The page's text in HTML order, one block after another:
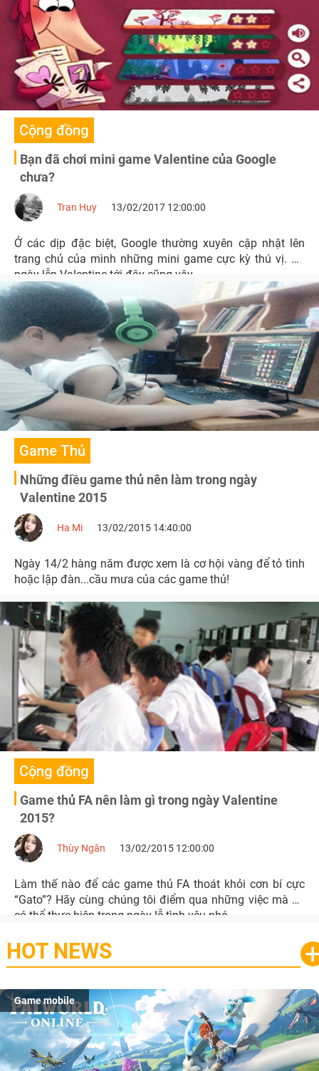
Cộng đồng
Bạn đã chơi mini game Valentine của Google
chưa?
Tran Huy 13/02/2017 12:00:00
Ở các dịp đặc biệt, Google thường xuyên cập nhật lên
trang chủ của mình những mini game cực kỳ thú vị. Và
ngày lễn Valentine tới đây cũng vậy.
Game Thủ
Những điều game thủ nên làm trong ngày
Valentine 2015
Ha Mi 13/02/2015 14:40:00
Ngày 14/2 hàng năm được xem là cơ hội vàng để tỏ tình
hoặc lập đàn...cầu mưa của các game thủ!
Cộng đồng
Game thủ FA nên làm gì trong ngày Valentine
2015?
Thùy Ngân 13/02/2015 12:00:00
Làm thế nào để các game thủ FA thoát khỏi cơn bí cực
“Gato”? Hãy cùng chúng tôi điểm qua những việc mà họ
có thể thực hiện trong ngày lễ tình yêu nhé.
HOT NEWS
Game mobile